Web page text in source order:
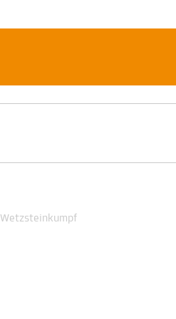
Wetzsteinkumpf